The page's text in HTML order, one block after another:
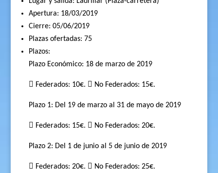
Apertura: 18/03/2019
Cierre: 05/06/2019
Plazas ofertadas: 75
Plazos:
Plazo Económico: 18 de marzo de 2019
 Federados: 10€.  No Federados: 15€.
Plazo 1: Del 19 de marzo al 31 de mayo de 2019
 Federados: 15€.  No Federados: 20€.
Plazo 2: Del 1 de junio al 5 de junio de 2019
 Federados: 20€.  No Federados: 25€.